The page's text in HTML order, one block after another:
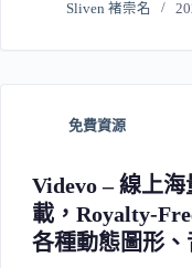
Sliven 褚崇名
免費資源
Videvo – 線上
載，Royalty-
各種動態圖形